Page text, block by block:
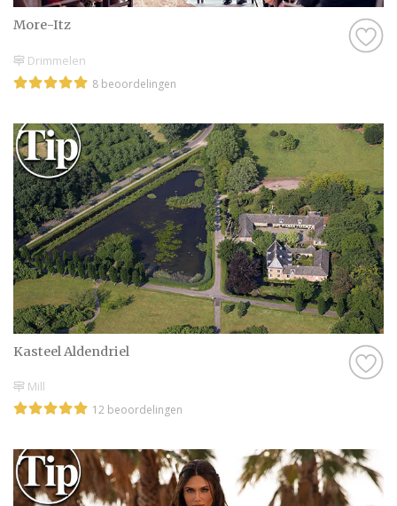
More-Itz
Drimmelen
8 beoordelingen
Kasteel Aldendriel
Mill
12 beoordelingen